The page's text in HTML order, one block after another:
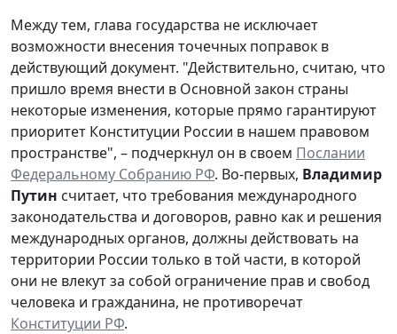
Между тем, глава государства не исключает
возможности внесения точечных поправок в
действующий документ. "Действительно, считаю, что
пришло время внести в Основной закон страны
некоторые изменения, которые прямо гарантируют
приоритет Конституции России в нашем правовом
пространстве", – подчеркнул он в своем Послании
Федеральному Собранию РФ. Во-первых, Владимир
Путин считает, что требования международного
законодательства и договоров, равно как и решения
международных органов, должны действовать на
территории России только в той части, в которой
они не влекут за собой ограничение прав и свобод
человека и гражданина, не противоречат
Конституции РФ.